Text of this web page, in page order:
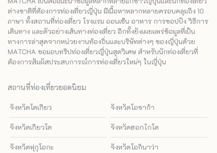
ต่างชาติที่ต้องการท่องเที่ยวญี่ปุ่น มีเนื้อหาหลากหลายครอบคลุมถึง 10
ภาษา ทั้งสถานที่ท่องเที่ยว โรงแรม ออนเซ็น อาหาร การชอปปิง วิธีการ
เดินทาง และตัวอย่างเส้นทางท่องเที่ยว อีกทั้งยังเผยแพร่ข้อมูลที่เป็น
ทางการล่าสุดจากหน่วยงานท้องถิ่นและบริษัทต่างๆ ของญี่ปุ่นด้วย
MATCHA ขอมอบทริปท่องเที่ยวญี่ปุ่นสุดวิเศษ สำหรับนักท่องเที่ยวที่
ต้องการสัมผัสประสบการณ์การท่องเที่ยวใหม่ๆ ในญี่ปุ่น
สถานที่ท่องเที่ยวยอดนิยม
จังหวัดโตเกียว จังหวัดโอซาก้า
จังหวัดเกียวโต จังหวัดฮอกไกโด
จังหวัดฟุกุโอกะ จังหวัดโอกินาว่า